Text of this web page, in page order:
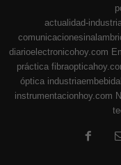
actualidad-
diarioelectronicohoy.com
práctica
óptica
instrumentacionhoy.com